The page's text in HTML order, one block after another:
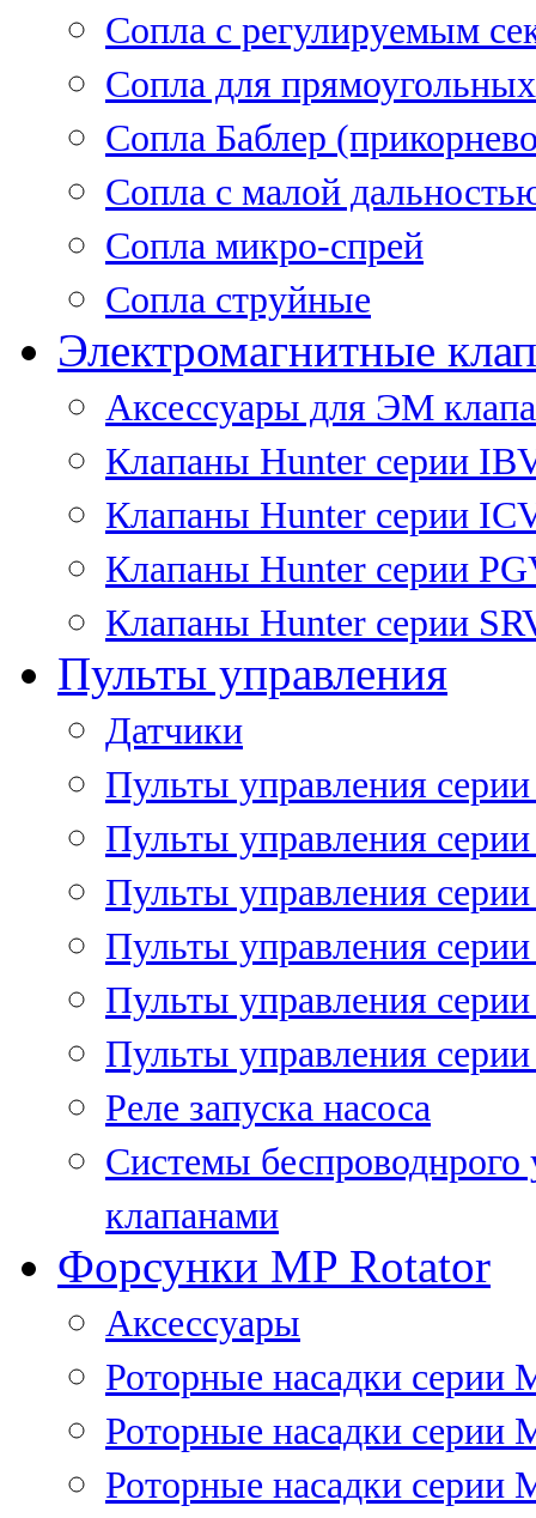
Сопла с регулируемым
Сопла для
Сопла Баблер
Сопла с малой
Сопла микро-спрей
Сопла струйные
Электромагнитные
Аксессуары для ЭМ
Клапаны Hunter серии
Клапаны Hunter серии
Клапаны Hunter серии
Клапаны Hunter серии
Пульты управления
Датчики
Пульты управления
Пульты управления
Пульты управления
Пульты управления
Пульты управления
Пульты управления
Реле запуска насоса
Системы
клапанами
Форсунки MP Rotator
Аксессуары
Роторные насадки серии
Роторные насадки серии
Роторные насадки серии